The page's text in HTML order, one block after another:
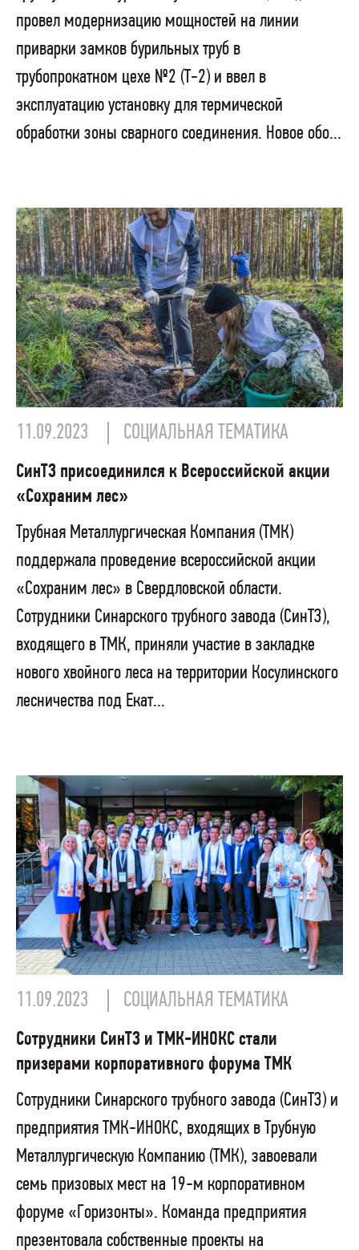
провел модернизацию мощностей на линии
приварки замков бурильных труб в
трубопрокатном цехе №2 (Т-2) и ввел в
эксплуатацию установку для термической
обработки зоны сварного соединения. Новое обо...
11.09.2023 СОЦИАЛЬНАЯ ТЕМАТИКА
СинТЗ присоединился к Всероссийской акции
«Сохраним лес»
Трубная Металлургическая Компания (ТМК)
поддержала проведение всероссийской акции
«Сохраним лес» в Свердловской области.
Сотрудники Синарского трубного завода (СинТЗ),
входящего в ТМК, приняли участие в закладке
нового хвойного леса на территории Косулинского
лесничества под Екат...
11.09.2023 СОЦИАЛЬНАЯ ТЕМАТИКА
Сотрудники СинТЗ и ТМК-ИНОКС стали
призерами корпоративного форума ТМК
Сотрудники Синарского трубного завода (СинТЗ) и
предприятия ТМК-ИНОКС, входящих в Трубную
Металлургическую Компанию (ТМК), завоевали
семь призовых мест на 19-м корпоративном
форуме «Горизонты». Команда предприятия
презентовала собственные проекты на